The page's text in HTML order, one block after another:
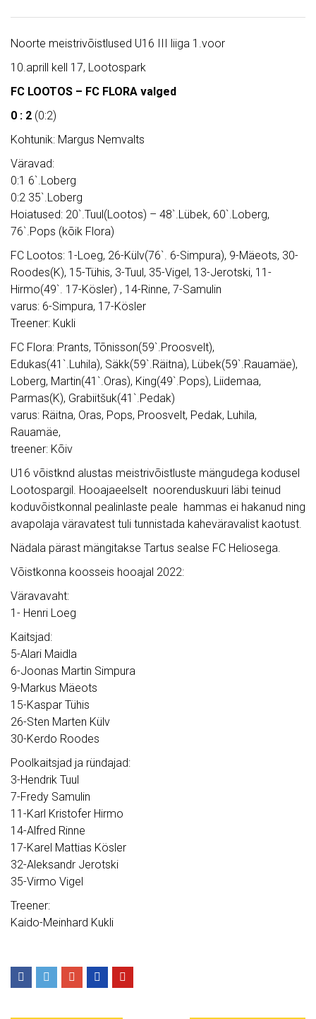
Noorte meistrivõistlused U16 III liiga 1.voor
10.aprill kell 17, Lootospark
FC LOOTOS – FC FLORA valged
0 : 2 (0:2)
Kohtunik: Margus Nemvalts
Väravad:
0:1 6`.Loberg
0:2 35`.Loberg
Hoiatused: 20`.Tuul(Lootos) – 48`.Lübek, 60`.Loberg,
76`.Pops (kõik Flora)
FC Lootos: 1-Loeg, 26-Külv(76`. 6-Simpura), 9-Mäeots, 30-
Roodes(K), 15-Tühis, 3-Tuul, 35-Vigel, 13-Jerotski, 11-
Hirmo(49`. 17-Kösler) , 14-Rinne, 7-Samulin
varus: 6-Simpura, 17-Kösler
Treener: Kukli
FC Flora: Prants, Tõnisson(59`.Proosvelt),
Edukas(41`.Luhila), Säkk(59`.Räitna), Lübek(59`.Rauamäe),
Loberg, Martin(41`.Oras), King(49`.Pops), Liidemaa,
Parmas(K), Grabiitšuk(41`.Pedak)
varus: Räitna, Oras, Pops, Proosvelt, Pedak, Luhila,
Rauamäe,
treener: Kõiv
U16 võistknd alustas meistrivõistluste mängudega kodusel
Lootospargil. Hooajaeelselt noorenduskuuri läbi teinud
koduvõistkonnal pealinlaste peale hammas ei hakanud ning
avapolaja väravatest tuli tunnistada kaheväravalist kaotust.
Nädala pärast mängitakse Tartus sealse FC Heliosega.
Võistkonna koosseis hooajal 2022:
Väravavaht:
1- Henri Loeg
Kaitsjad:
5-Alari Maidla
6-Joonas Martin Simpura
9-Markus Mäeots
15-Kaspar Tühis
26-Sten Marten Külv
30-Kerdo Roodes
Poolkaitsjad ja ründajad:
3-Hendrik Tuul
7-Fredy Samulin
11-Karl Kristofer Hirmo
14-Alfred Rinne
17-Karel Mattias Kösler
32-Aleksandr Jerotski
35-Virmo Vigel
Treener:
Kaido-Meinhard Kukli